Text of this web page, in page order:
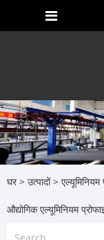
घर > उत्पादों> एल्यूमिनियम
औद्योगिक एल्यूमिनियम